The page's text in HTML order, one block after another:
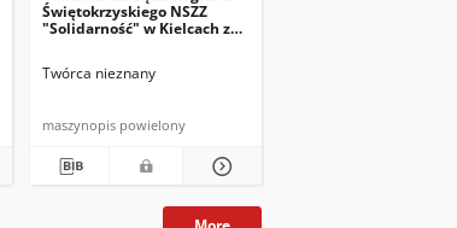
Świętokrzyskiego NSZZ
"Solidarność" w Kielcach z
Twórca nieznany
maszynopis powielony